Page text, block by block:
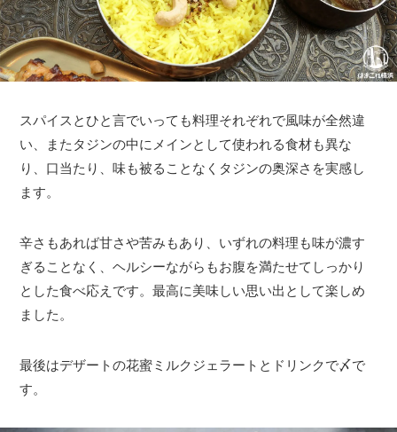
スパイスとひと言でいっても料理それぞれで風味が全然違
い、またタジンの中にメインとして使われる食材も異な
り、口当たり、味も被ることなくタジンの奥深さを実感し
ます。
辛さもあれば甘さや苦みもあり、いずれの料理も味が濃す
ぎることなく、ヘルシーながらもお腹を満たせてしっかり
とした食べ応えです。最高に美味しい思い出として楽しめ
ました。
最後はデザートの花蜜ミルクジェラートとドリンクで〆で
す。